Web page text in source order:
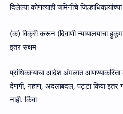
दिलेल्या कोणत्याही जमिनीचे
(क) विक्री करून (दिवाणी न्यायालयाचा
इतर सक्षम
प्रांधिकाऱ्याचा आदेश अंमलात आणण्याकरिता
देणगी, गहाण, अदलाबदल, पट्टा किंवा इतर
नाही. किंवा